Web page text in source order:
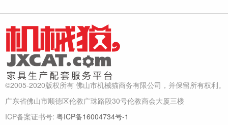
©2005-2020版权所有 佛山市机械猫商务有限公司，并保留所有权利。
广东省佛山市顺德区伦教广珠路段30号伦教商会大厦三楼
ICP备案证书号: 粤ICP备16004734号-1